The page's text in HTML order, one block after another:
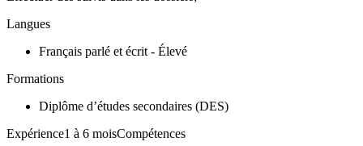
Langues
Français parlé et écrit - Élevé
Formations
Diplôme d’études secondaires (DES)
Expérience1 à 6 moisCompétences